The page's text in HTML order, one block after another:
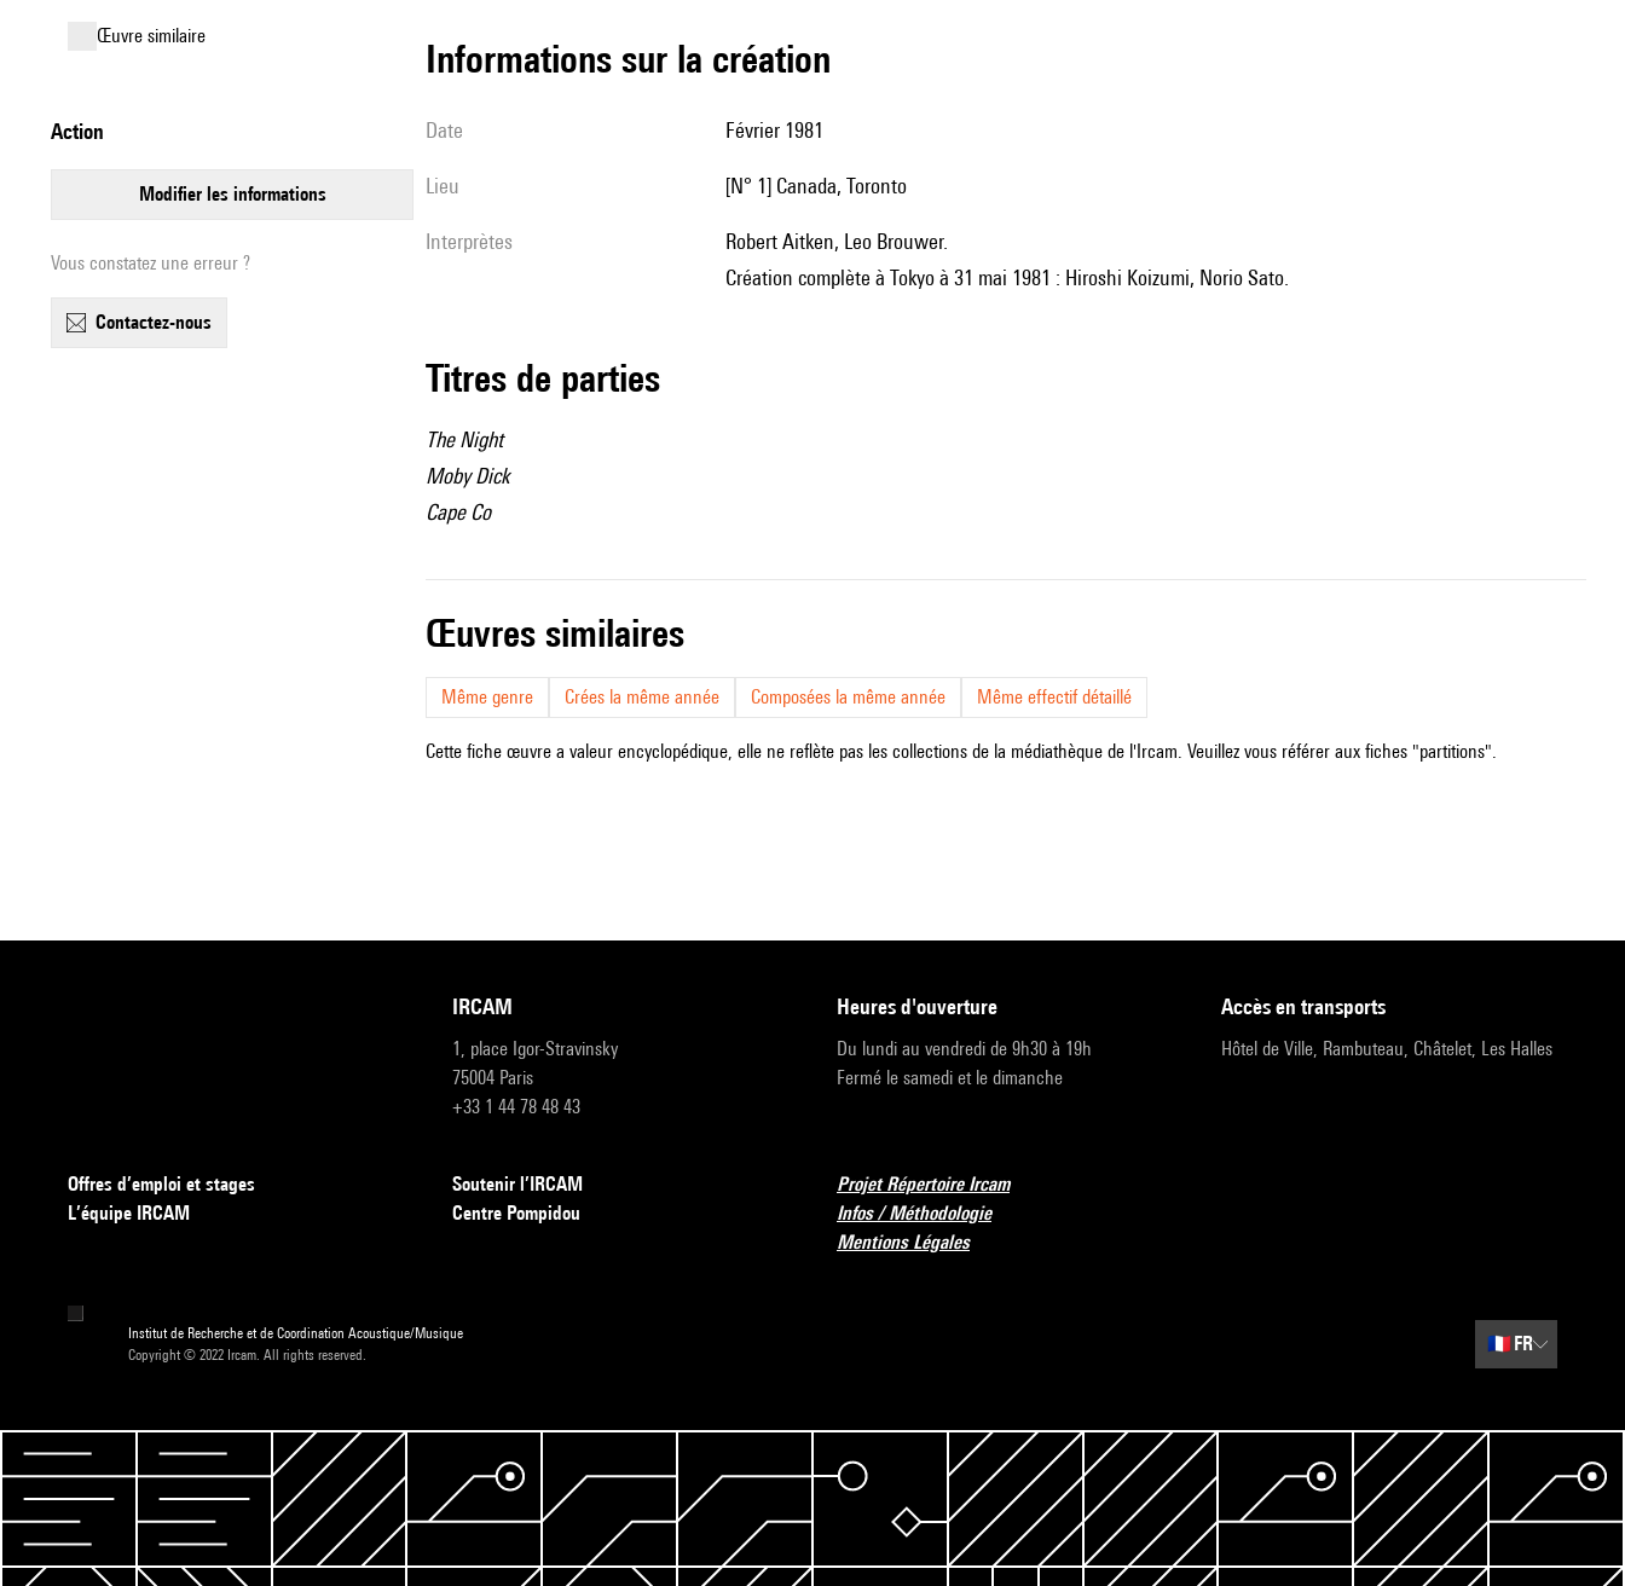
œuvre similaire
action
modifier les informations
Vous constatez une erreur ?
contactez-nous
informations sur la création
date Février 1981
lieu [n° 1] Canada, Toronto
interprètes
Robert Aitken, Leo Brouwer.
Création complète à Tokyo à 31 mai 1981 : Hiroshi Koizumi, Norio Sato.
Titres de parties
The Night
Moby Dick
Cape Co
œuvres similaires
Même genre Crées la même année Composées la même année Même effectif détaillé
Cette fiche œuvre a valeur encyclopédique, elle ne reflète pas les collections de la médiathèque de l'Ircam. Veuillez vous référer aux fiches "partitions".
IRCAM
1, place Igor-Stravinsky
75004 Paris
+33 1 44 78 48 43
heures d'ouverture
Du lundi au vendredi de 9h30 à 19h
Fermé le samedi et le dimanche
accès en transports
Hôtel de Ville, Rambuteau, Châtelet, Les Halles
Offres d’emploi et stages
L’équipe IRCAM
Soutenir l’IRCAM
Centre Pompidou
Projet Répertoire Ircam
Infos / Méthodologie
Mentions Légales
Institut de Recherche et de Coordination Acoustique/Musique
Copyright © 2022 Ircam. All rights reserved.
🇫🇷 FR